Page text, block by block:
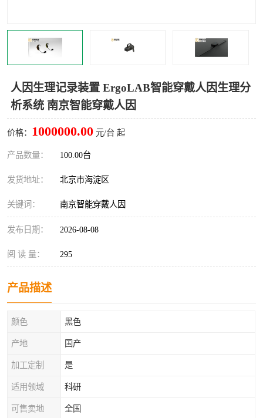
人因生理记录装置 ErgoLAB智能穿戴人因生理分
析系统 南京智能穿戴人因
价格： 1000000.00 元/台 起
产品数量： 100.00台
发货地址： 北京市海淀区
关键词： 南京智能穿戴人因
发布日期： 2026-08-08
阅 读 量： 295
产品描述
颜色 黑色
产地 国产
加工定制 是
适用领域 科研
可售卖地 全国